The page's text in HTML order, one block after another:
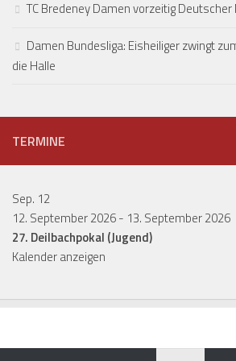
TC Bredeney Damen vorzeitig
Damen Bundesliga: Eisheiliger zwingt
die Halle
TERMINE
Sep. 12
12. September 2026- 13. September 2026
27. Deilbachpokal (Jugend)
Kalender anzeigen